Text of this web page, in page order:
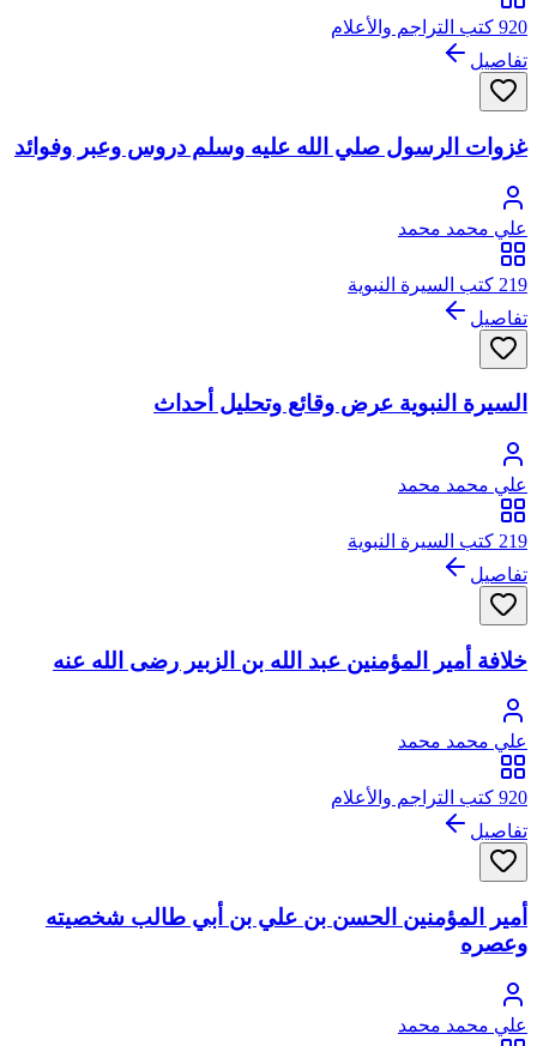
920 كتب التراجم والأعلام
تفاصيل
غزوات الرسول صلي الله عليه وسلم دروس وعبر وفوائد
علي محمد محمد
219 كتب السيرة النبوية
تفاصيل
السيرة النبوية عرض وقائع وتحليل أحداث
علي محمد محمد
219 كتب السيرة النبوية
تفاصيل
خلافة أمير المؤمنين عبد الله بن الزبير رضى الله عنه
علي محمد محمد
920 كتب التراجم والأعلام
تفاصيل
أمير المؤمنين الحسن بن علي بن أبي طالب شخصيته
وعصره
علي محمد محمد